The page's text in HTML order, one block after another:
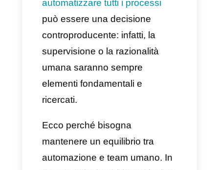
dipartimenti potrebbe essere
I bot sono strumenti
estremamente innovativi,
capaci di monopolizzare il
aziendale. Tuttavia, dobbiamo
sempre considerare che